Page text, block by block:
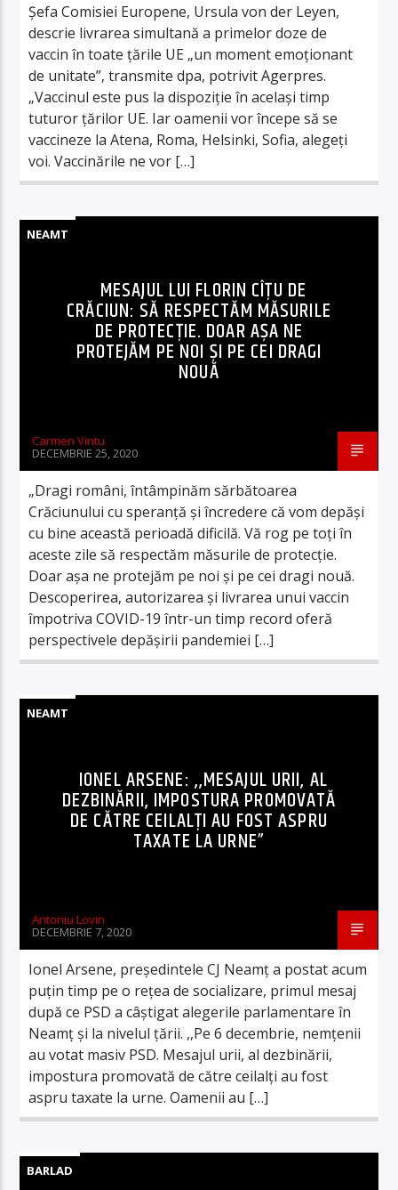
Șefa Comisiei Europene, Ursula von der Leyen,
descrie livrarea simultană a primelor doze de
vaccin în toate țările UE „un moment emoţionant
de unitate”, transmite dpa, potrivit Agerpres.
„Vaccinul este pus la dispoziţie în acelaşi timp
tuturor ţărilor UE. Iar oamenii vor începe să se
vaccineze la Atena, Roma, Helsinki, Sofia, alegeţi
voi. Vaccinările ne vor […]
NEAMT
MESAJUL LUI FLORIN CÎȚU DE
CRĂCIUN: SĂ RESPECTĂM MĂSURILE
DE PROTECȚIE. DOAR AȘA NE
PROTEJĂM PE NOI ȘI PE CEI DRAGI
NOUĂ
Carmen Vintu
DECEMBRIE 25, 2020
„Dragi români, întâmpinăm sărbătoarea
Crăciunului cu speranță și încredere că vom depăși
cu bine această perioadă dificilă. Vă rog pe toți în
aceste zile să respectăm măsurile de protecție.
Doar așa ne protejăm pe noi și pe cei dragi nouă.
Descoperirea, autorizarea și livrarea unui vaccin
împotriva COVID-19 într-un timp record oferă
perspectivele depășirii pandemiei […]
NEAMT
IONEL ARSENE: ,,MESAJUL URII, AL
DEZBINĂRII, IMPOSTURA PROMOVATĂ
DE CĂTRE CEILALȚI AU FOST ASPRU
TAXATE LA URNE”
Antoniu Lovin
DECEMBRIE 7, 2020
Ionel Arsene, președintele CJ Neamț a postat acum
puțin timp pe o rețea de socializare, primul mesaj
după ce PSD a câștigat alegerile parlamentare în
Neamț și la nivelul țării. ,,Pe 6 decembrie, nemțenii
au votat masiv PSD. Mesajul urii, al dezbinării,
impostura promovată de către ceilalți au fost
aspru taxate la urne. Oamenii au […]
BARLAD